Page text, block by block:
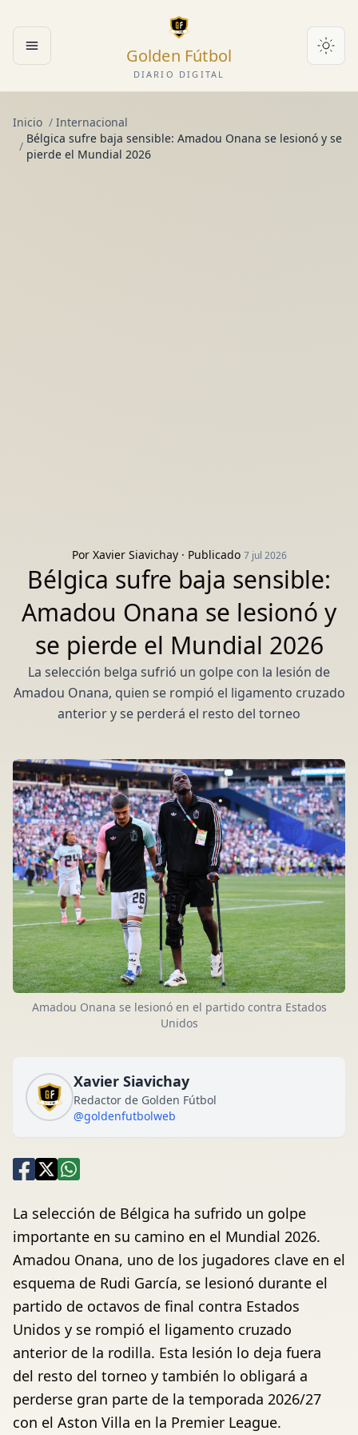
Abrir menú Golden Fútbol
DIARIO DIGITAL
Inicio / Internacional
/
Bélgica sufre baja sensible: Amadou Onana se lesionó y se
pierde el Mundial 2026
Por Xavier Siavichay· Publicado 7 jul 2026
Bélgica sufre baja sensible:
Amadou Onana se lesionó y
se pierde el Mundial 2026
La selección belga sufrió un golpe con la lesión de
Amadou Onana, quien se rompió el ligamento cruzado
anterior y se perderá el resto del torneo
Amadou Onana se lesionó en el partido contra Estados
Unidos
Xavier Siavichay
Redactor de Golden Fútbol
@goldenfutbolweb
La selección de Bélgica ha sufrido un golpe
importante en su camino en el Mundial 2026.
Amadou Onana, uno de los jugadores clave en el
esquema de Rudi García, se lesionó durante el
partido de octavos de final contra Estados
Unidos y se rompió el ligamento cruzado
anterior de la rodilla. Esta lesión lo deja fuera
del resto del torneo y también lo obligará a
perderse gran parte de la temporada 2026/27
con el Aston Villa en la Premier League.